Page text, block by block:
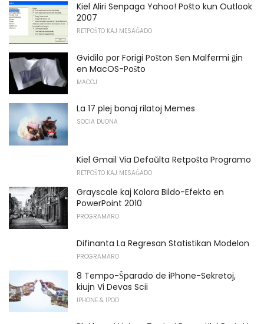
Kiel Aliri Senpaga Yahoo! Poŝto kun Outlook
2007
RETPOŜTO KAJ MESAĜADO
Gvidilo por Forigi Poŝton Sen Malfermi ĝin
en MacOS-Poŝto
MACOJ
La 17 plej bonaj rilatoj Memes
SOCIA DUONA
Kiel Gmail Via Defaŭlta Retpoŝta Programo
RETPOŜTO KAJ MESAĜADO
Grayscale kaj Kolora Bildo-Efekto en
PowerPoint 2010
PROGRAMARO
Difinanta La Regresan Statistikan Modelon
PROGRAMARO
8 Tempo-Ŝparado de iPhone-Sekretoj,
kiujn Vi Devas Scii
IPHONE & IPOD